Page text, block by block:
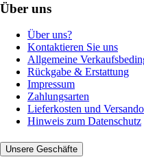
Über uns
Über uns?
Kontaktieren Sie uns
Allgemeine
Rückgabe & Erstattung
Impressum
Zahlungsarten
Lieferkosten und
Hinweis zum Datenschutz
Unsere Geschäfte